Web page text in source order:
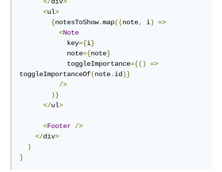
<ul>
{notesToShow.map((note, i)
=>
<Note
            key
={i}
            note
={note}
            toggleImportance
={()
=>
toggleImportanceOf(note. id )}
/>
)}
</ul>
<Footer />
</div>
)
}